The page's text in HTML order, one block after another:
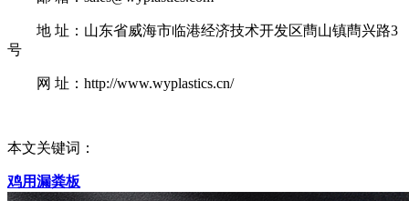
地 址：山东省威海市临港经济技术开发区蔄山镇蔄兴路3
号
网 址：http://www.wyplastics.cn/
本文关键词：
鸡用漏粪板